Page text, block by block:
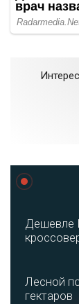
Дешевле
Лесной
гектаров